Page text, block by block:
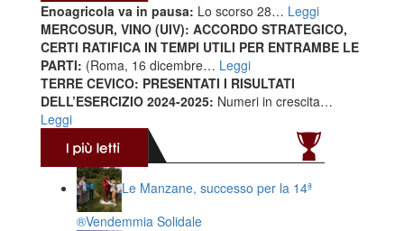
Enoagricola va in pausa: Lo scorso 28… Leggi
MERCOSUR, VINO (UIV): ACCORDO STRATEGICO,
CERTI RATIFICA IN TEMPI UTILI PER ENTRAMBE LE
PARTI: (Roma, 16 dicembre… Leggi
TERRE CEVICO: PRESENTATI I RISULTATI
DELL’ESERCIZIO 2024-2025: Numeri in crescita…
Leggi
Le Manzane, successo per la 14ª
®️Vendemmia Solidale